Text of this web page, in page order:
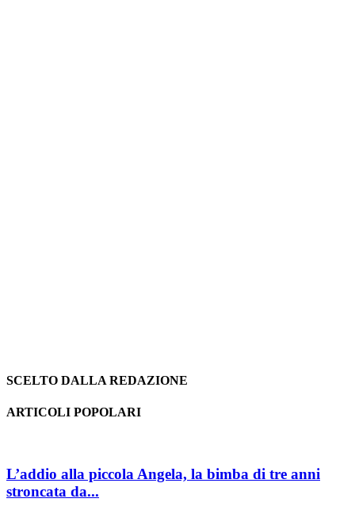
SCELTO DALLA REDAZIONE
ARTICOLI POPOLARI
L’addio alla piccola Angela, la bimba di tre anni
stroncata da...